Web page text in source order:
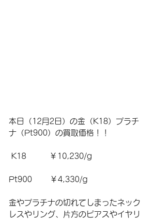
本日（12月2日）の金（K18）プラチ
ナ（Pt900）の買取価格！！
K18　　　￥10,230/g
Pt900 　　￥4,330/g
金やプラチナの切れてしまったネック
レスやリング、片方のピアスやイヤリ